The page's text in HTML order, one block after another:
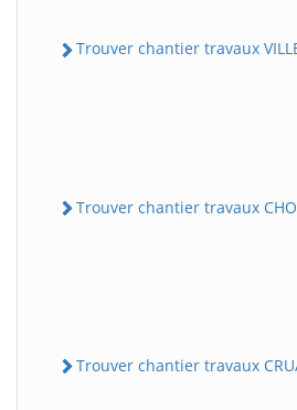
Trouver chantier travaux
Trouver chantier travaux
Trouver chantier travaux